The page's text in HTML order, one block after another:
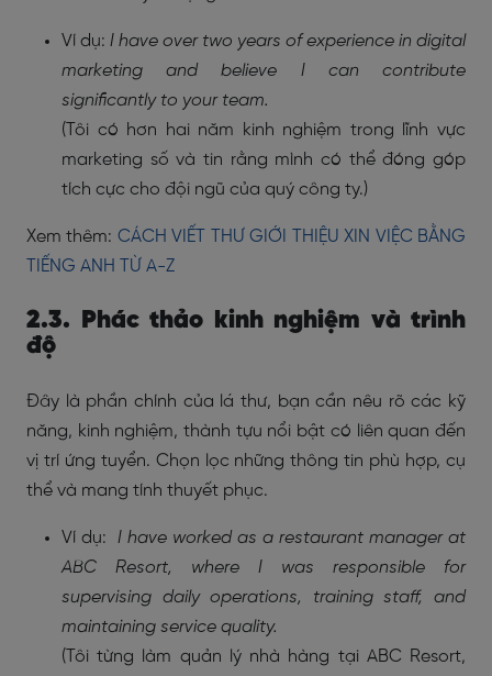
Ví dụ: I have over two years of experience in digital
marketing and believe I can contribute
significantly to your team.
(Tôi có hơn hai năm kinh nghiệm trong lĩnh vực
marketing số và tin rằng mình có thể đóng góp
tích cực cho đội ngũ của quý công ty.)
Xem thêm: CÁCH VIẾT THƯ GIỚI THIỆU XIN VIỆC BẰNG
TIẾNG ANH TỪ A-Z
2.3. Phác thảo kinh nghiệm và trình
độ
Đây là phần chính của lá thư, bạn cần nêu rõ các kỹ
năng, kinh nghiệm, thành tựu nổi bật có liên quan đến
vị trí ứng tuyển. Chọn lọc những thông tin phù hợp, cụ
thể và mang tính thuyết phục.
Ví dụ:
I have worked as a restaurant manager at
ABC Resort, where I was responsible for
supervising daily operations, training staff, and
maintaining service quality.
(Tôi từng làm quản lý nhà hàng tại ABC Resort,